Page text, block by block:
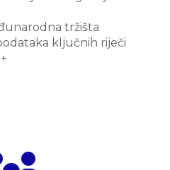
tržišta
ključnih riječi